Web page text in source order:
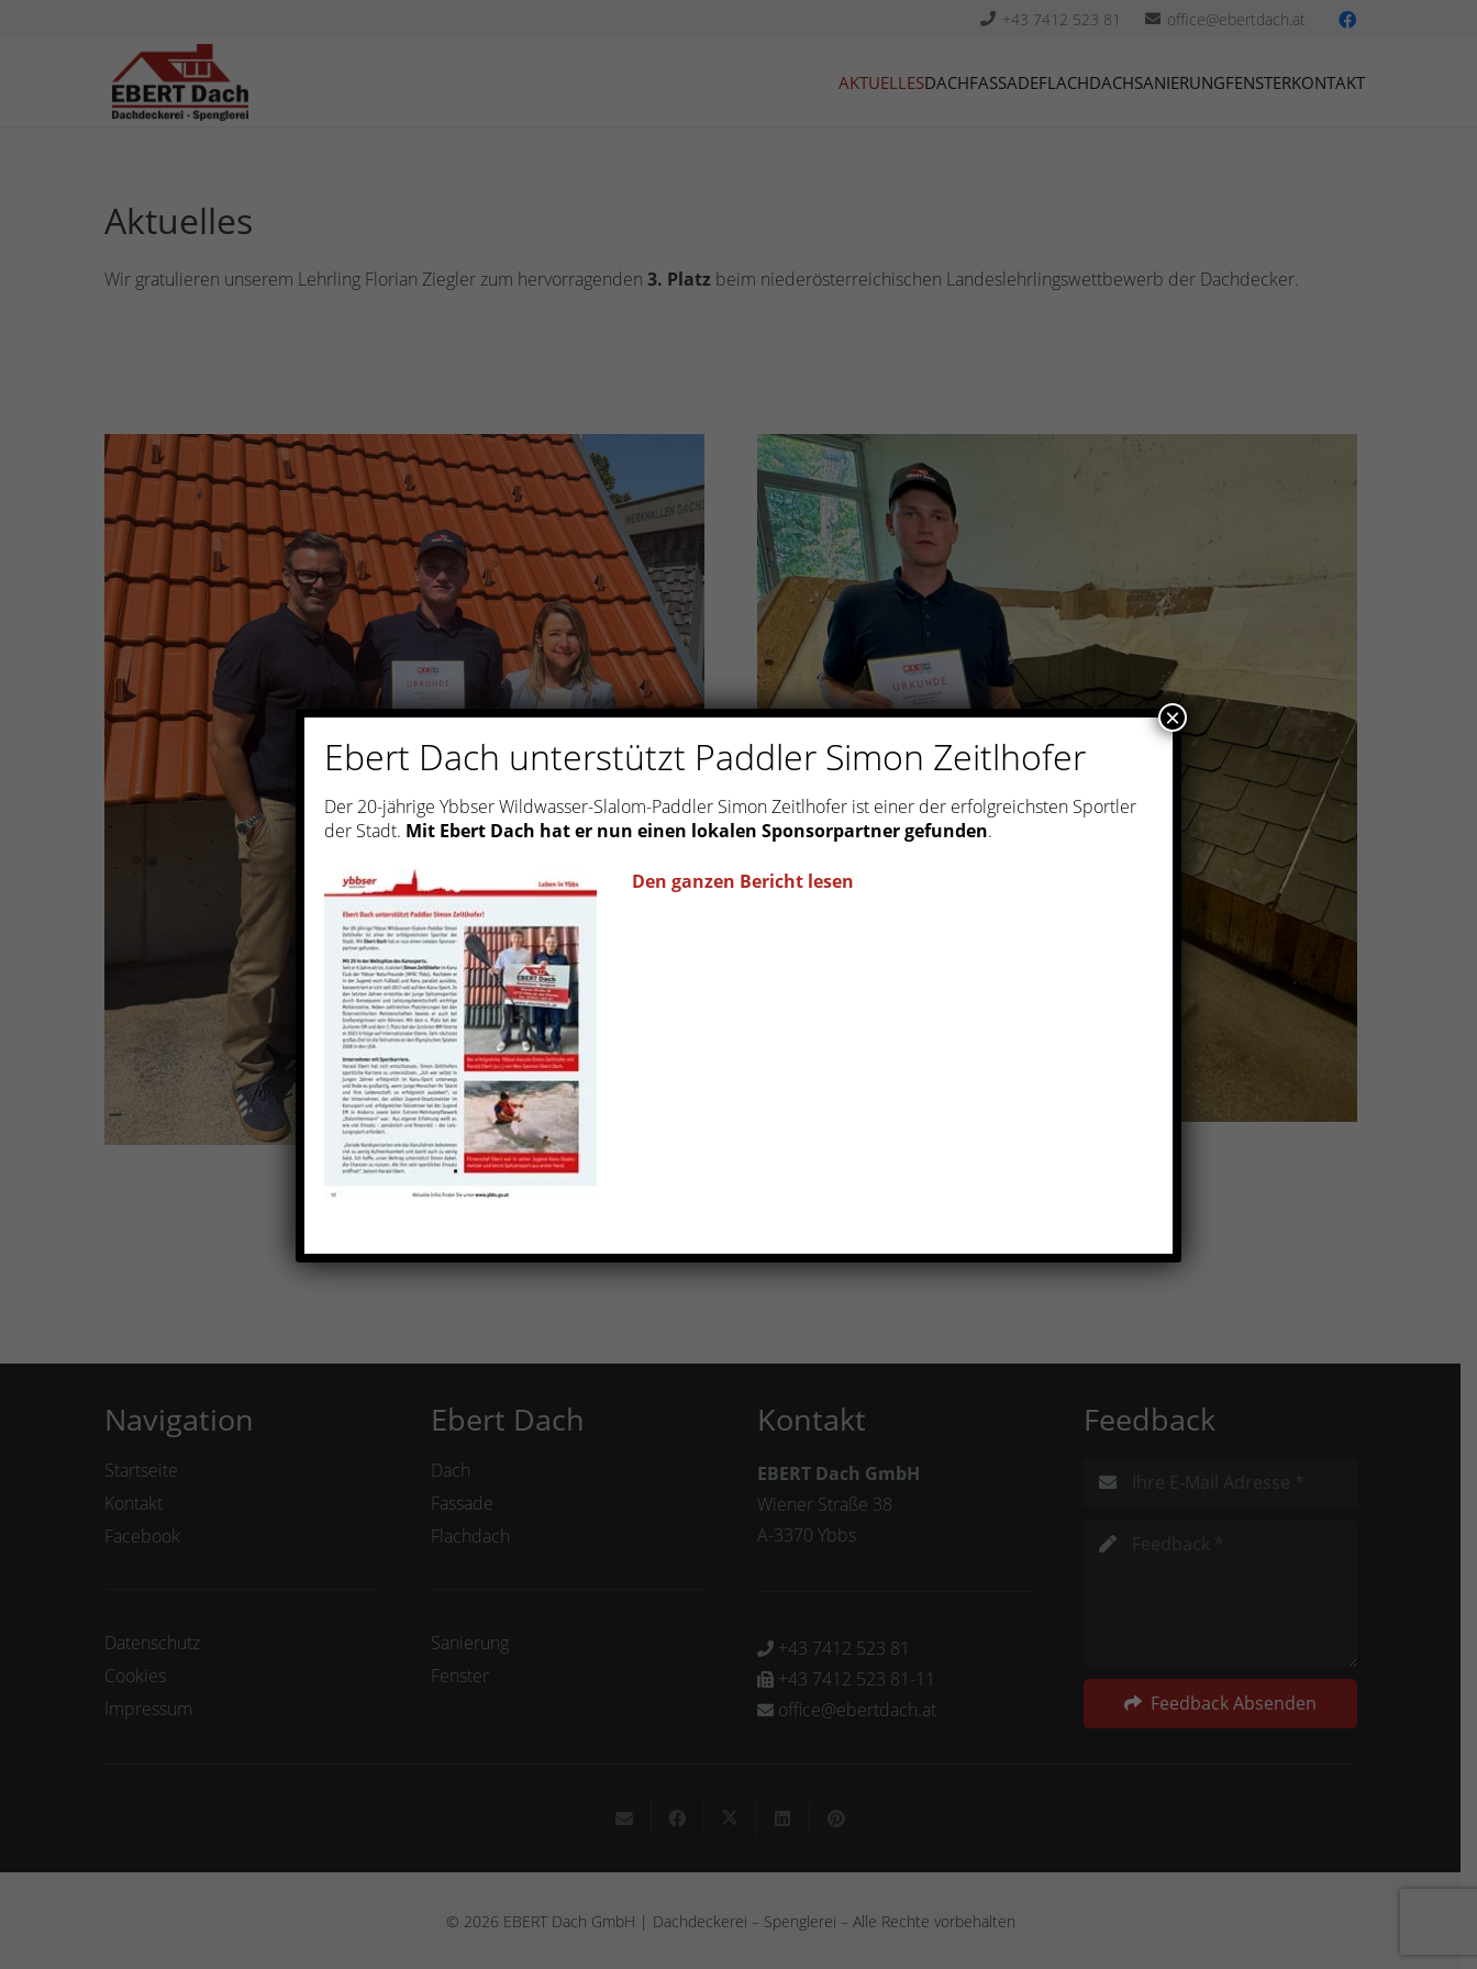
+43 7412 523 81 office@ebertdach.at
AKTUELLESDACHFASSADEFLACHDACHSANIERUNGFENSTERKONTAKT
Aktuelles
Wir gratulieren unserem Lehrling Florian Ziegler zum hervorragenden 3. Platzbeim niederösterreichischen Landeslehrlingswettbewerb der Dachdecker.
Navigation
Startseite
Kontakt
Facebook
Datenschutz
Cookies
Impressum
Ebert Dach
Dach
Fassade
Flachdach
Sanierung
Fenster
Kontakt
EBERT Dach GmbH
Wiener Straße 38
A-3370 Ybbs
 +43 7412 523 81
 +43 7412 523 81-11
 office@ebertdach.at
Feedback
Feedback Absenden
© 2026 EBERT Dach GmbH | Dachdeckerei – Spenglerei – Alle Rechte vorbehalten
Ebert Dach unterstützt Paddler Simon Zeitlhofer
Der 20-jährige Ybbser Wildwasser-Slalom-Paddler Simon Zeitlhofer ist einer der erfolgreichsten Sportler
der Stadt. Mit Ebert Dach hat er nun einen lokalen Sponsorpartner gefunden.
Den ganzen Bericht lesen
×